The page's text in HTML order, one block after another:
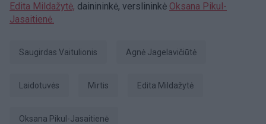
Edita Mildažytė, dainininkė, verslininkė Oksana Pikul-
Jasaitienė.
Saugirdas Vaitulionis Agnė Jagelavičiūtė
laidotuvės Mirtis Edita Mildažytė
Oksana Pikul-Jasaitienė